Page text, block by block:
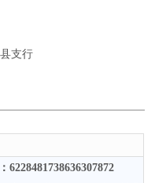
支行
6228481738636307872